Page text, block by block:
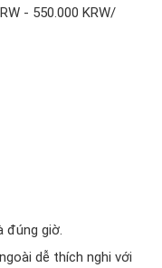
- 550.000 KRW/
đúng giờ.
dễ thích nghi với